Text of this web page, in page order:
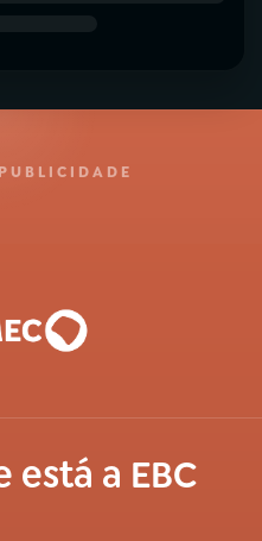
está a EBC